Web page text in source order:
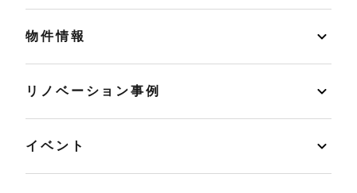
物件情報
リノベーション事例
イベント